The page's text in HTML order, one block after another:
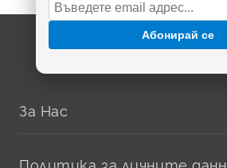
Абонирай се
За Нас
Политика за личните